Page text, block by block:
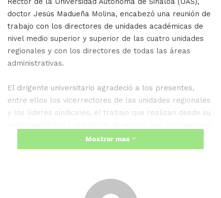
doctor Jesús Madueña Molina, encabezó una reunión de
trabajo con los directores de unidades académicas de
nivel medio superior y superior de las cuatro unidades
regionales y con los directores de todas las áreas
administrativas.
El dirigente universitario agradeció a los presentes,
entre ellos los vicerrectores de las unidades regionales
y los líderes sindicales, el trabajo que realizan desde su
su labor, así como los resultados positivos que
entregan.
a los directores de escuelas y facultades para el mejor
Mostrar mas